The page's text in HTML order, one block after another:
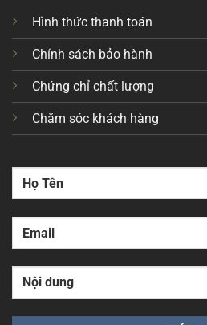
Hình thức thanh toán
Chính sách bảo hành
Chứng chỉ chất lượng
Chăm sóc khách hàng